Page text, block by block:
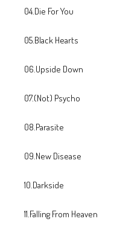
04.Die For You
05.Black Hearts
06.Upside Down
07.(Not) Psycho
08.Parasite
09.New Disease
10.Darkside
11.Falling From Heaven